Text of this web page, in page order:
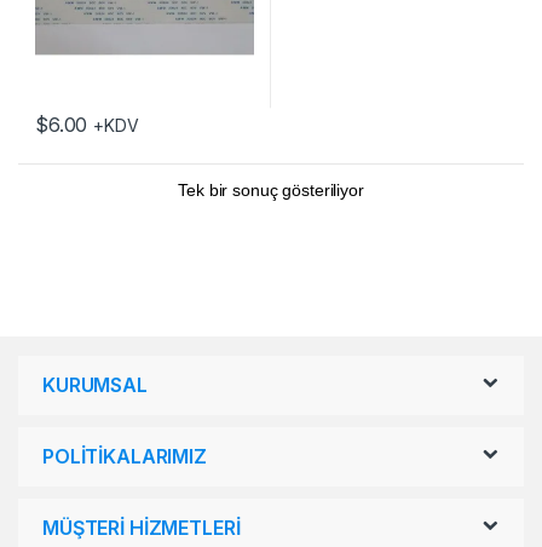
$6.00 +KDV
Tek bir sonuç gösteriliyor
KURUMSAL
POLİTİKALARIMIZ
MÜŞTERİ HİZMETLERİ